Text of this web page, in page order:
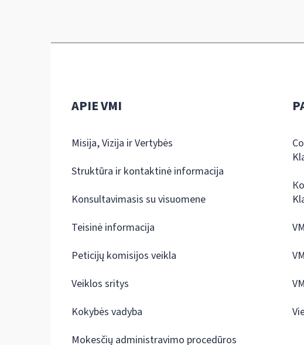
APIE VMI
Misija, Vizija ir Vertybės
Struktūra ir kontaktinė informacija
Konsultavimasis su visuomene
Teisinė informacija
Peticijų komisijos veikla
Veiklos sritys
Kokybės vadyba
Mokesčių administravimo procedūros